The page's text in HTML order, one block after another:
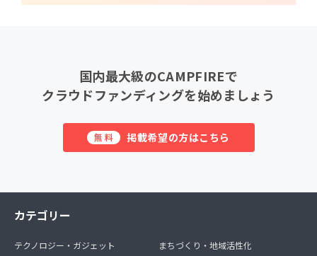
国内最大級のCAMPFIREで
クラウドファンディングを始めましょう
無料 掲載希望の方はこちら
カテゴリー
テクノロジー・ガジェット
まちづくり・地域活性化